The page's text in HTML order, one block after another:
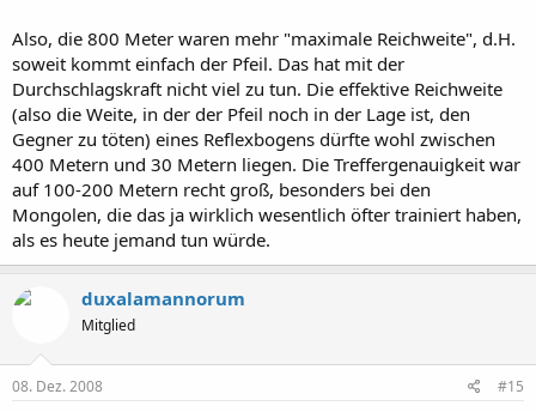
Also, die 800 Meter waren mehr "maximale Reichweite", d.H.
soweit kommt einfach der Pfeil. Das hat mit der
Durchschlagskraft nicht viel zu tun. Die effektive Reichweite
(also die Weite, in der der Pfeil noch in der Lage ist, den
Gegner zu töten) eines Reflexbogens dürfte wohl zwischen
400 Metern und 30 Metern liegen. Die Treffergenauigkeit war
auf 100-200 Metern recht groß, besonders bei den
Mongolen, die das ja wirklich wesentlich öfter trainiert haben,
als es heute jemand tun würde.
duxalamannorum
Mitglied
08. Dez. 2008 #15